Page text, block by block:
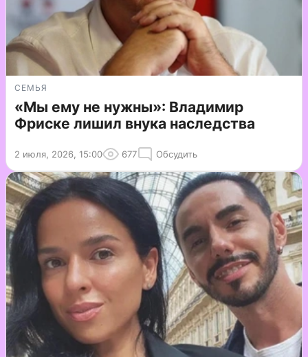
СЕМЬЯ
«Мы ему не нужны»: Владимир
Фриске лишил внука наследства
2 июля, 2026, 15:00 677 Обсудить